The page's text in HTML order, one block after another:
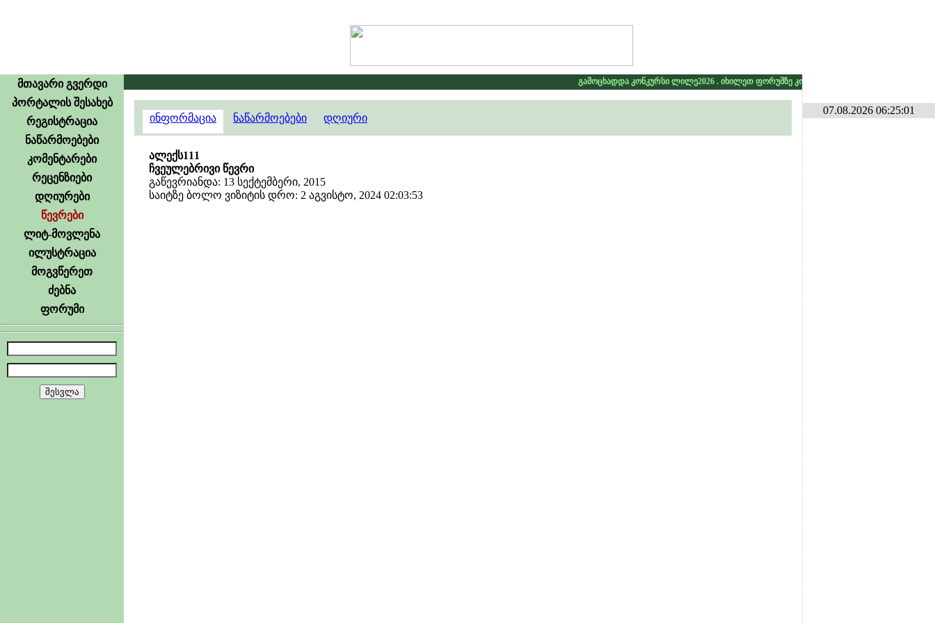
მთავარი გვერდი
პორტალის შესახებ
რეგისტრაცია
ნაწარმოებები
კომენტარები
რეცენზიები
დღიურები
წევრები
ლიტ-მოვლენა
ილუსტრაცია
მოგვწერეთ
ძებნა
ფორუმი
გამოცხადდა კონკურსი ლილე2026 . იხილეთ ფორუმზე კონკურსების განყოფილებაში
ინფორმაცია ნაწარმოებები დღიური
ალექს111
ჩვეულებრივი წევრი
გაწევრიანდა: 13 სექტემბერი, 2015
საიტზე ბოლო ვიზიტის დრო: 2 აგვისტო, 2024 02:03:53
07.08.2026 06:25:01